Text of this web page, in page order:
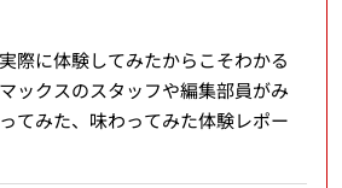
際に体験してみたからこそわかる
ックスのスタッフや編集部員がみ
てみた、味わってみた体験レポー